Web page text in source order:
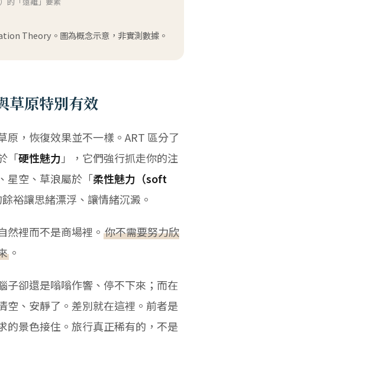
Theory。圖為概念示意，非實測數據。
草原特別有效
，恢復效果並不一樣。ART 區分了
「硬性魅力 」，它們強行抓走你的注
星空、草浪屬於「柔性魅力（soft
裕讓思緒漂浮、讓情緒沉澱。
然裡而不是商場裡。 你不需要努力欣
。
子卻還是嗡嗡作響、停不下來；而在
空、安靜了。差別就在這裡。前者是
的景色接住。旅行真正稀有的，不是